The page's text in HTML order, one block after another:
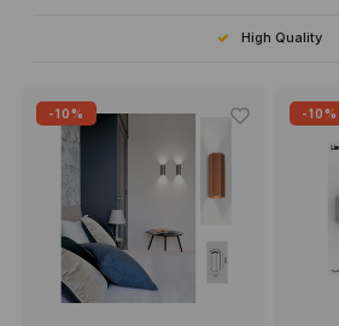
High Quality
-10% -10%